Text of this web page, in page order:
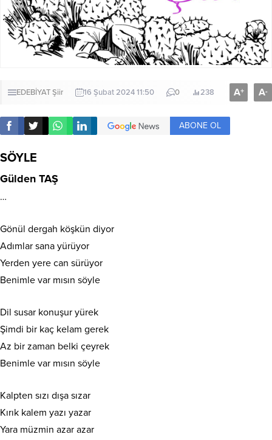
EDEBİYATŞiir 16 Şubat 2024 11:50 0 238 A+ A-
ABONE OL
SÖYLE
Gülden TAŞ
…
Gönül dergah köşkün diyor
Adımlar sana yürüyor
Yerden yere can sürüyor
Benimle var mısın söyle
Dil susar konuşur yürek
Şimdi bir kaç kelam gerek
Az bir zaman belki çeyrek
Benimle var mısın söyle
Kalpten sızı dışa sızar
Kırık kalem yazı yazar
Yara müzmin azar azar